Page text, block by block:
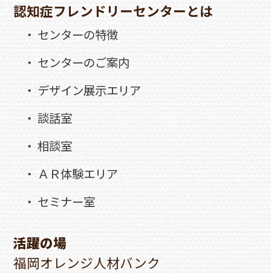
認知症フレンドリーセンターとは
・ センターの特徴
・ センターのご案内
・ デザイン展示エリア
・ 談話室
・ 相談室
・ ＡＲ体験エリア
・ セミナー室
活躍の場
福岡オレンジ人材バンク